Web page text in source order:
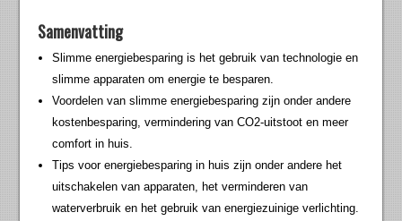
Samenvatting
Slimme energiebesparing is het gebruik van technologie en
slimme apparaten om energie te besparen.
Voordelen van slimme energiebesparing zijn onder andere
kostenbesparing, vermindering van CO2-uitstoot en meer
comfort in huis.
Tips voor energiebesparing in huis zijn onder andere het
uitschakelen van apparaten, het verminderen van
waterverbruik en het gebruik van energiezuinige verlichting.